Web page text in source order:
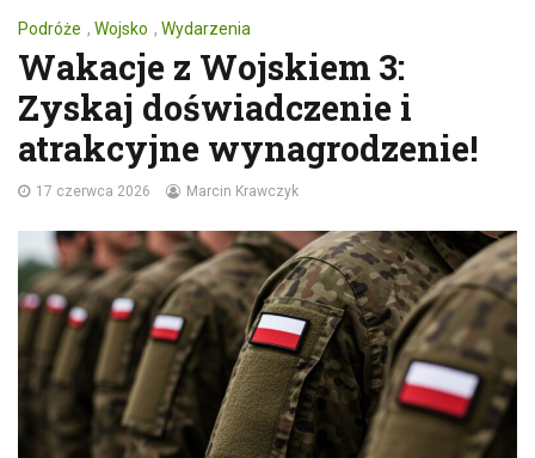
Podróże , Wojsko , Wydarzenia
Wakacje z Wojskiem 3:
Zyskaj doświadczenie i
atrakcyjne wynagrodzenie!
17 czerwca 2026 Marcin Krawczyk